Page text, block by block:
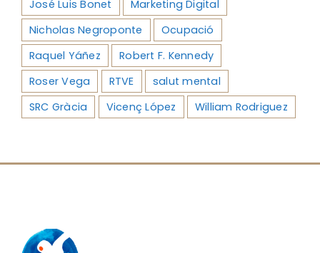
José Luis Bonet
Marketing Digital
Nicholas Negroponte
Ocupació
Raquel Yáñez
Robert F. Kennedy
Roser Vega
RTVE
salut mental
SRC Gràcia
Vicenç López William Rodriguez